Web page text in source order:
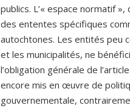
publics. L’« espace normatif
des ententes spécifiques
autochtones. Les entités peu
et les municipalités, ne
l’obligation générale de
encore mis en œuvre de
gouvernementale,